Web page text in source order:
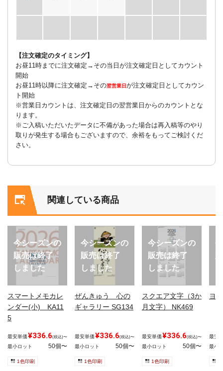
【注文確定のタイミング】
お昼11時までに注文確定→その当日が注文確定日としてカウント
開始
お昼11時以降に注文確定→その翌営業日が注文確定日としてカウン
ト開始
※営業日カウントは、注文確定日の翌営業日からのカウントとな
ります。
※ご入稿いただいたデータに不備があった場合は再入稿等のやり
取りが発生する場合もございますので、余裕をもってご検討くだ
さい。
関連している商品
今シーズンの
販売は終了
しました
スマートメモカレ
ンダー(小) KA11
5
最安単価¥336.6(税込)〜
最小ロット 50個〜
1色印刷
今シーズンの
販売は終了
しました
ぜんきゅう 心の
ギャラリー SG134
最安単価¥336.6(税込)〜
最小ロット 50個〜
1色印刷
今シーズンの
販売は終了
しました
スクエア文字（3か
月文字） NK469
最安単価¥336.6(税込)〜
最小ロット 50個〜
1色印刷
ヨ
最安
最小